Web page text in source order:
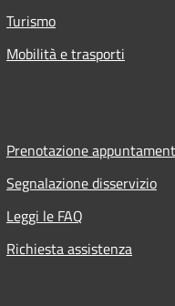
Turismo
Mobilità e trasporti
Prenotazione
Segnalazione disservizio
Leggi le FAQ
Richiesta assistenza